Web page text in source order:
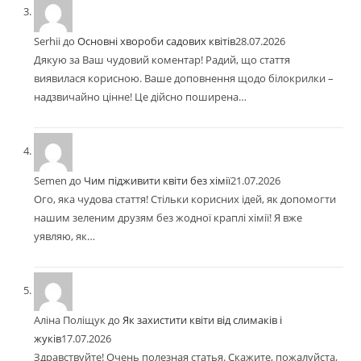
SerhiiдоОсновні хвороби садових квітів28.07.2026
Дякую за Ваш чудовий коментар! Радий, що стаття
виявилася корисною. Ваше доповнення щодо білокрилки –
надзвичайно цінне! Це дійсно поширена…
Semen до Чим підживити квіти без хімії21.07.2026
Ого, яка чудова стаття! Стільки корисних ідей, як допомогти
нашим зеленим друзям без жодної краплі хімії! Я вже
уявляю, як…
Аліна ПоліщукдоЯк захистити квіти від слимаків і
жуків17.07.2026
Здравствуйте! Очень полезная статья. Скажите, пожалуйста,